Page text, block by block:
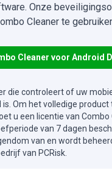
Onze
Cleaner te
Cleaner voor Android
die controleert of uw
Om het volledige product
u een licentie van Combo
van 7 dagen
van en wordt
van PCRisk.